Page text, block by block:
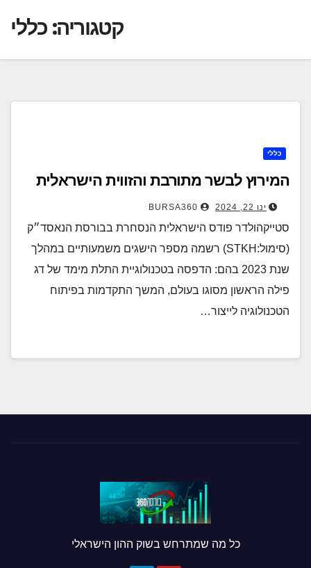
קטגוריה: כללי
כללי
המירוץ לבשר מתורבת והזווית הישראלית
ינו 22, 2024
סטייקהולדר פודס הישראלית הנסחרת בבורסת הנאסד״ק
(סימול:STKH) רשמה מספר הישגים משמעותיים במהלך
שנת 2023 בהם: הדפסה בטכנולוגיית התלת מימד של דג
פילה הראשון מסוגו בעולם, המשך התקדמות בפיתוח
הטכנולוגיה לייצור…
כל מה שמתרחש בשוק ההון הישראלי